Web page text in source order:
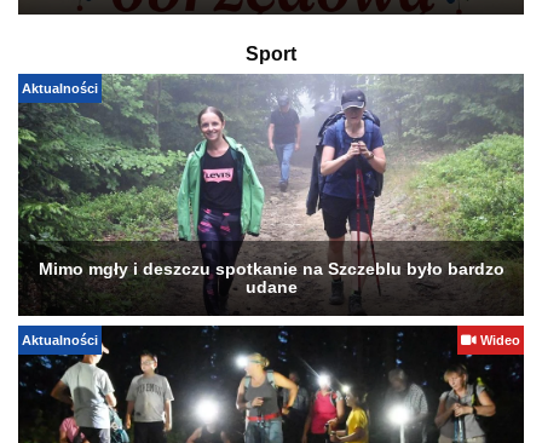
Sport
Aktualności
Mimo mgły i deszczu spotkanie na Szczeblu było bardzo
udane
Aktualności Wideo